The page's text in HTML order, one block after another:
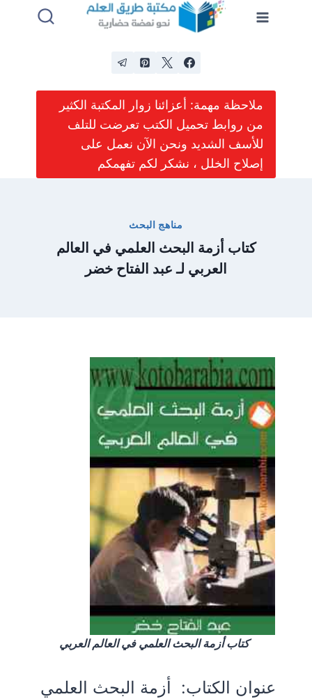
ملاحظة مهمة: أعزائنا زوار المكتبة الكثير
من روابط تحميل الكتب تعرضت للتلف
للأسف الشديد ونحن الآن نعمل على
إصلاح الخلل ، نشكر لكم تفهمكم
مناهج البحث
كتاب أزمة البحث العلمي في العالم
العربي لـ عبد الفتاح خضر
كتاب أزمة البحث العلمي في العالم العربي
عنوان الكتاب: أزمة البحث العلمي